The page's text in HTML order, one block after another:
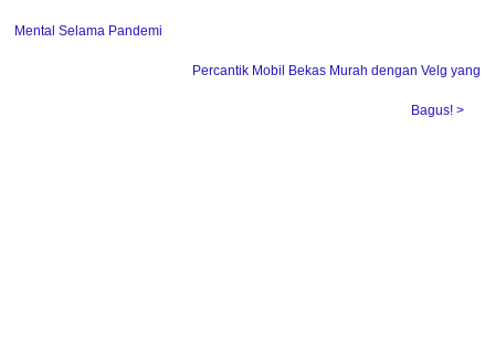
Mental Selama Pandemi
Percantik Mobil Bekas Murah dengan Velg yang
Bagus! ˃